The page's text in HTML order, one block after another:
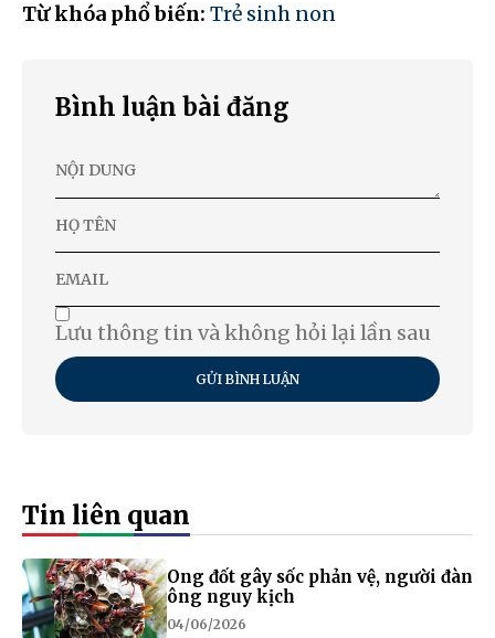
Từ khóa phổ biến: Trẻ sinh non
Bình luận bài đăng
Lưu thông tin và không hỏi lại lần sau
GỬI BÌNH LUẬN
Tin liên quan
Ong đốt gây sốc phản vệ, người đàn
ông nguy kịch
04/06/2026